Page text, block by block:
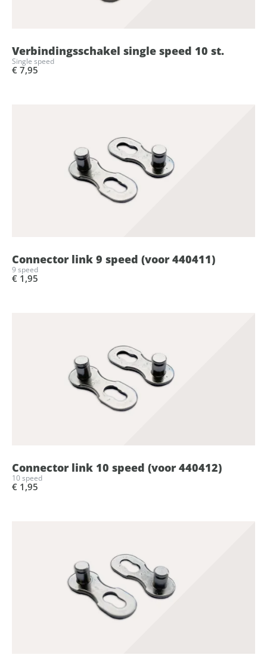
Verbindingsschakel single speed 10 st.
Single speed
€ 7,95
Connector link 9 speed (voor 440411)
9 speed
€ 1,95
Connector link 10 speed (voor 440412)
10 speed
€ 1,95